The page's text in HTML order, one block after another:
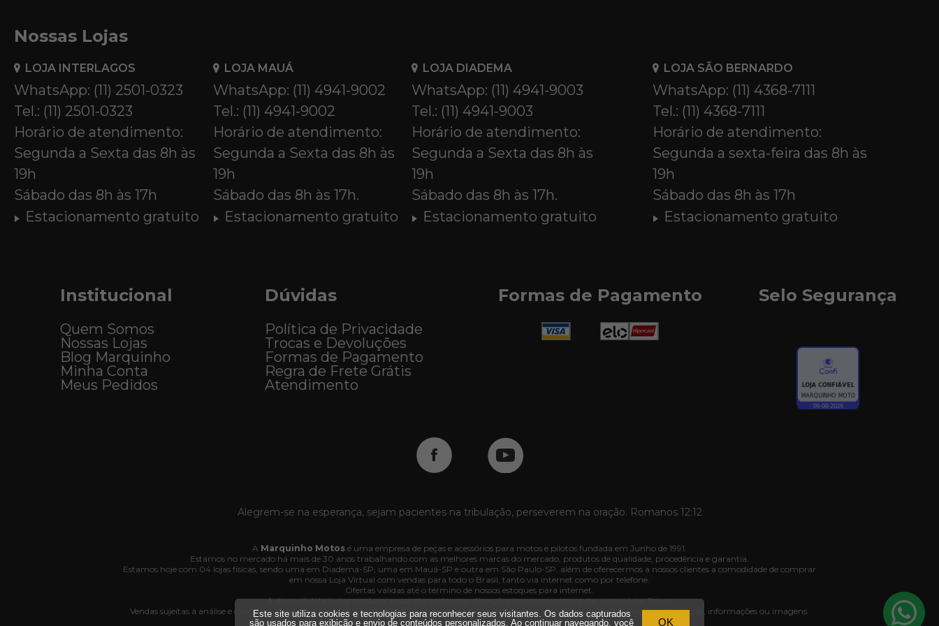
Nossas Lojas
LOJA INTERLAGOS
WhatsApp: (11) 2501-0323
Tel.: (11) 2501-0323
Horário de atendimento:
Segunda a Sexta das 8h às
19h
Sábado das 8h às 17h
Estacionamento gratuito
LOJA MAUÁ
WhatsApp: (11) 4941-9002
Tel.: (11) 4941-9002
Horário de atendimento:
Segunda a Sexta das 8h às
19h
Sábado das 8h às 17h.
Estacionamento gratuito
LOJA DIADEMA
WhatsApp: (11) 4941-9003
Tel.: (11) 4941-9003
Horário de atendimento:
Segunda a Sexta das 8h às
19h
Sábado das 8h às 17h.
Estacionamento gratuito
LOJA SÃO BERNARDO
WhatsApp: (11) 4368-7111
Tel.: (11) 4368-7111
Horário de atendimento:
Segunda a sexta-feira das 8h às
19h
Sábado das 8h às 17h
Estacionamento gratuito
Institucional
Quem Somos
Nossas Lojas
Blog Marquinho
Minha Conta
Meus Pedidos
Dúvidas
Política de Privacidade
Trocas e Devoluções
Formas de Pagamento
Regra de Frete Grátis
Atendimento
Formas de Pagamento Selo Segurança
Alegrem-se na esperança, sejam pacientes na tribulação, perseverem na oração. Romanos 12:12
A Marquinho Motos é uma empresa de peças e acessórios para motos e pilotos fundada em Junho de 1991.
Estamos no mercado há mais de 30 anos trabalhando com as melhores marcas do mercado, produtos de qualidade, procedência e garantia.
Estamos hoje com 04 lojas físicas, sendo uma em Diadema-SP, uma em Mauá-SP e outra em São Paulo-SP, além de oferecermos a nossos clientes a comodidade de comprar
em nossa Loja Virtual com vendas para todo o Brasil, tanto via internet como por telefone.
Ofertas válidas até o término de nossos estoques para internet.
A disponibilidade dos produtos nesse site podem ter divergências com o estoque das nossas lojas físicas.
Vendas sujeitas à análise e confirmação de dados e os pedidos poderão ser cancelados automaticamente pela loja caso haja divergência de valores, informações ou imagens.
Av. Interlagos, 3064 - 04660-005 - Jd. Marajoara - SP - CNPJ 35.636.876/0001-03.
Este site utiliza cookies e tecnologias para reconhecer seus visitantes. Os dados capturados
são usados para exibição e envio de conteúdos personalizados. Ao continuar navegando, você
OK